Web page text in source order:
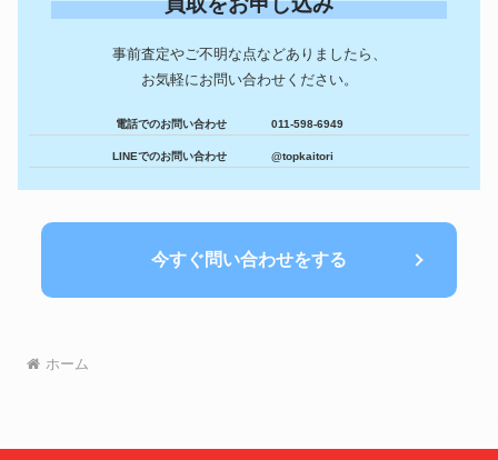
事前査定やご不明な点などありましたら、
お気軽にお問い合わせください。
電話でのお問い合わせ 011-598-6949
LINEでのお問い合わせ @topkaitori
今すぐ問い合わせをする
ホーム